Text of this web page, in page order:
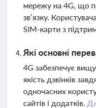
мережу на 4G, що
зв’язку.
SIM-карти з
Які основні
4G забезпечує
якість дзвінків
одночасних
сайтів і додатків.